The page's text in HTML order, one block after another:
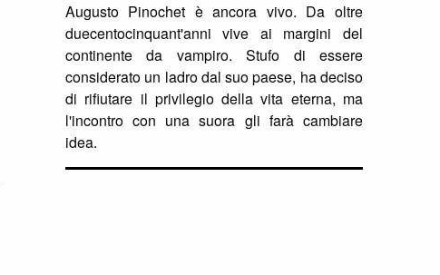
Augusto Pinochet è ancora vivo. Da oltre
duecentocinquant'anni vive ai margini del
continente da vampiro. Stufo di essere
considerato un ladro dal suo paese, ha deciso
di rifiutare il privilegio della vita eterna, ma
l'incontro con una suora gli farà cambiare
idea.